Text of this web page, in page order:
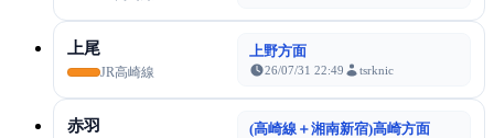
上尾
JR高崎線
上野方面
26/07/31 22:49 tsrknic
赤羽 (高崎線＋湘南新宿)高崎方面